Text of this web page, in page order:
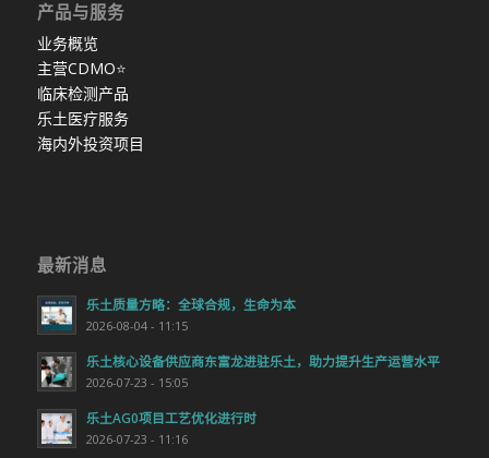
产品与服务
业务概览
主营CDMO⭐
临床检测产品
乐土医疗服务
海内外投资项目
最新消息
乐土质量方略：全球合规，生命为本
2026-08-04 - 11:15
乐土核心设备供应商东富龙进驻乐土，助力提升生产运营水平
2026-07-23 - 15:05
乐土AG0项目工艺优化进行时
2026-07-23 - 11:16